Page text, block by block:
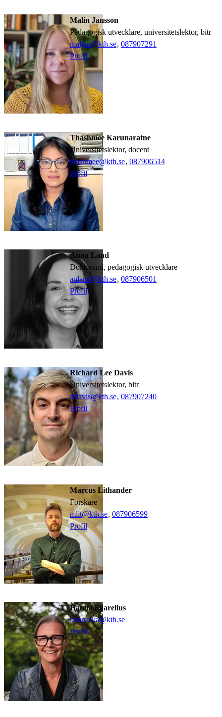
Malin Jansson
pedagogisk utvecklare, universitetslektor, bitr
maljan@kth.se, 087907291
Profil
Thashmee Karunaratne
universitetslektor, docent
thashmee@kth.se, 087906514
Profil
Anna Land
doktorand, pedagogisk utvecklare
anland@kth.se, 087906501
Profil
Richard Lee Davis
universitetslektor, bitr
rldavis@kth.se, 087907240
Profil
Marcus Lithander
forskare
mlit@kth.se, 087906599
Profil
Hanna Skarelius
hannaska@kth.se
Profil